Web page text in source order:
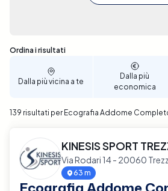
Sono stati trovati 139 risultati
Ordina i risultati
Dalla più vicina a te
Dalla più
economica
139 risultati per Ecografia Addome
KINESIS SPORT
Via Rodari 14 - 20060
63 m